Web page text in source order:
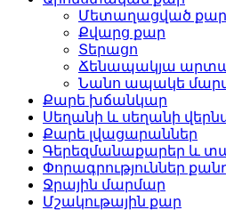
Մետաղացված քար
Քվարց քար
Տերացո
Ճենապակյա
Նանո ապակե
Քարե խճանկար
Սեղանի և սեղանի
Քարե լվացարաններ
Գերեզմանաքարեր և
Փորագրություններ
Ջրային մարմար
Մշակութային քար